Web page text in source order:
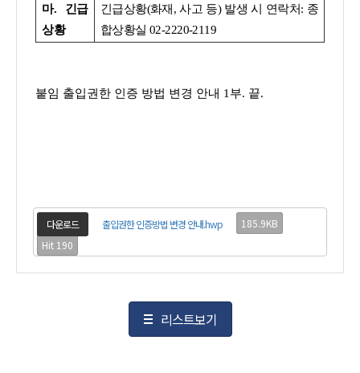
마. 긴급
상황
긴급상황(화재, 사고 등) 발생 시 연락처: 종
합상황실 02-2220-2119
붙임 출입권한 인증 방법 변경 안내 1부. 끝.
다운로드 출입권한 인증방법 변경 안내.hwp
185.9KB
Hit 190
리스트보기